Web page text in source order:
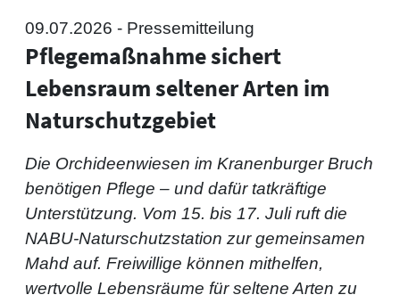
09.07.2026 - Pressemitteilung
Pflegemaßnahme sichert
Lebensraum seltener Arten im
Naturschutzgebiet
Die Orchideenwiesen im Kranenburger Bruch
benötigen Pflege – und dafür tatkräftige
Unterstützung. Vom 15. bis 17. Juli ruft die
NABU-Naturschutzstation zur gemeinsamen
Mahd auf. Freiwillige können mithelfen,
wertvolle Lebensräume für seltene Arten zu